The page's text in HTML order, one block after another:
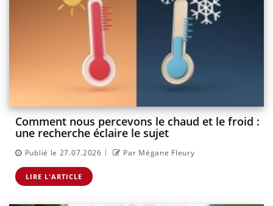
Comment nous percevons le chaud et le froid :
une recherche éclaire le sujet
Publié le 27.07.2026 | Par Mégane Fleury
LIRE L'ARTICLE